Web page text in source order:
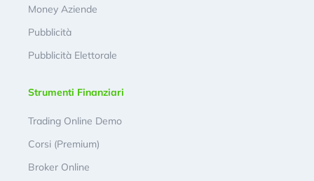
Money Aziende
Pubblicità
Pubblicità Elettorale
Strumenti Finanziari
Trading Online Demo
Corsi (Premium)
Broker Online